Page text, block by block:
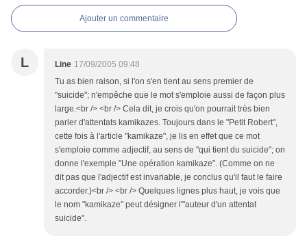
Ajouter un commentaire
L Line 17/09/2005 09:48
Tu as bien raison, si l'on s'en tient au sens premier de
"suicide"; n'empêche que le mot s'emploie aussi de façon plus
large.<br /> <br /> Cela dit, je crois qu'on pourrait très bien
parler d'attentats kamikazes. Toujours dans le "Petit Robert",
cette fois à l'article "kamikaze", je lis en effet que ce mot
s'emploie comme adjectif, au sens de "qui tient du suicide"; on
donne l'exemple "Une opération kamikaze". (Comme on ne
dit pas que l'adjectif est invariable, je conclus qu'il faut le faire
accorder.)<br /> <br /> Quelques lignes plus haut, je vois que
le nom "kamikaze" peut désigner l'"auteur d'un attentat
suicide".